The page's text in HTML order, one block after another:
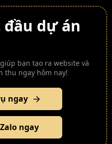
đầu dự án
bạn tạo ra website và
thu ngay hôm nay!
ngay
ngay